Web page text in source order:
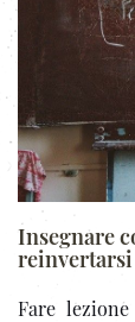
Insegnare
Fare